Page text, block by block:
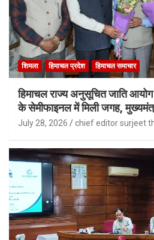
शिमला हिमाचल प्रदेश हिमाचल समाचार
हिमाचल राज्य अनुसूचित जाति
के सेमीफाइनल में मिली जगह,
July 28, 2026 chief editor surjeet